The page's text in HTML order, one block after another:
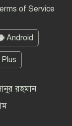
সড়ক ও রেলপথ
বাছাইয়ে উড়ন্ত
উড়িয়ে
করেছে
of Service
Android
রহমান